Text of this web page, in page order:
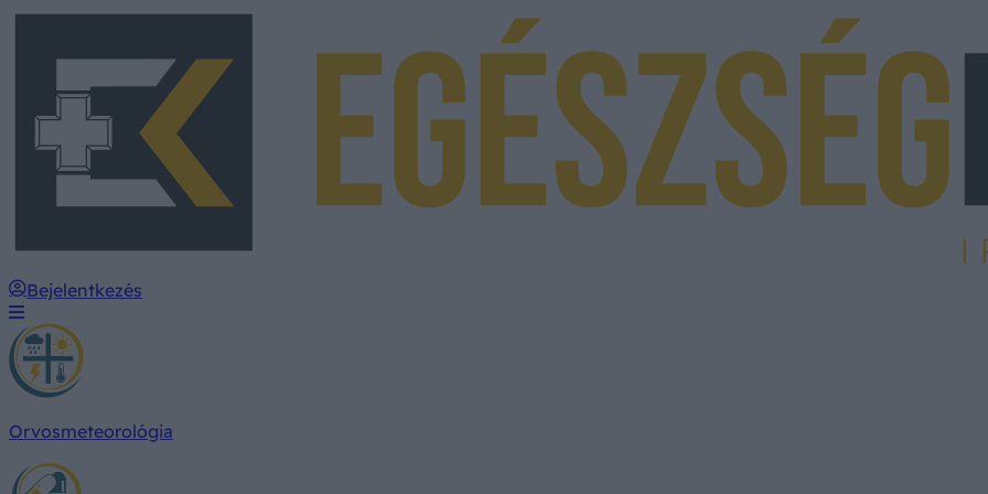
Bejelentkezés
Orvosmeteorológia